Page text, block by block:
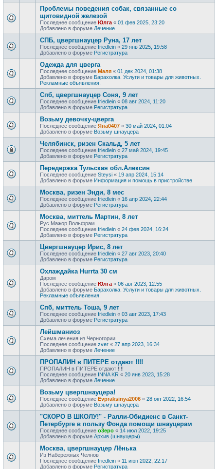
Проблемы поведения собак, связанные со
щитовидной железой
Последнее сообщение Юлга « 01 фев 2025, 23:20
Добавлено в форуме Лечение
СПБ, цвергшнауцер Руна, 17 лет
Последнее сообщение friedlein « 29 янв 2025, 19:58
Добавлено в форуме Регистратура
Одежда для цверга
Последнее сообщение Маля « 01 дек 2024, 01:38
Добавлено в форуме Барахолка. Услуги и товары для животных.
Рекламные объявления.
Спб, цвергшнауцер Соня, 9 лет
Последнее сообщение friedlein « 08 авг 2024, 11:20
Добавлено в форуме Регистратура
Возьму девочку-цверга
Последнее сообщение Яна0407 « 30 май 2024, 01:04
Добавлено в форуме Возьму шнауцера
Челябинск, ризен Скальд, 5 лет
Последнее сообщение friedlein « 27 май 2024, 19:45
Добавлено в форуме Регистратура
Передержка Тульская обл.Алексин
Последнее сообщение Steysi « 19 апр 2024, 15:14
Добавлено в форуме Информация и помощь в пристройстве
Москва, ризен Энди, 8 мес
Последнее сообщение friedlein « 16 апр 2024, 22:44
Добавлено в форуме Регистратура
Москва, миттель Мартин, 8 лет
Рус Мажор Вольфрам
Последнее сообщение friedlein « 24 фев 2024, 16:24
Добавлено в форуме Регистратура
Цвергшнауцер Ирис, 8 лет
Последнее сообщение friedlein « 27 авг 2023, 20:40
Добавлено в форуме Регистратура
Охлаждайка Hurrta 30 см
Даром
Последнее сообщение Юлга « 06 авг 2023, 12:55
Добавлено в форуме Барахолка. Услуги и товары для животных.
Рекламные объявления.
Спб, миттель Тоша, 9 лет
Последнее сообщение friedlein « 03 авг 2023, 17:43
Добавлено в форуме Регистратура
Лейшманиоз
Схема лечения из Черногории
Последнее сообщение zver « 27 апр 2023, 16:34
Добавлено в форуме Лечение
ПРОПАЛИН в ПИТЕРЕ отдают !!!!
ПРОПАЛИН в ПИТЕРЕ отдают !!!!
Последнее сообщение INNA KR « 20 янв 2023, 15:28
Добавлено в форуме Лечение
Возьму цвергшнауцера!
Последнее сообщение Evpraksinya2006 « 28 окт 2022, 16:54
Добавлено в форуме Возьму шнауцера
"СКОРО В ШКОЛУ!" - Ралли-Обидиенс в Санкт-
Петербурге в пользу Фонда помощи шнауцерам
Последнее сообщение o3epo « 14 июл 2022, 19:25
Добавлено в форуме Архив (шнауцеры)
Москва, цвергшнауцер Лёнька
Из Набережных Челнов
Последнее сообщение friedlein « 11 июн 2022, 22:17
Добавлено в форуме Регистратура